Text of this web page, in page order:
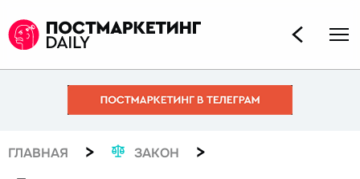
ГЛАВНАЯ > ЗАКОН >